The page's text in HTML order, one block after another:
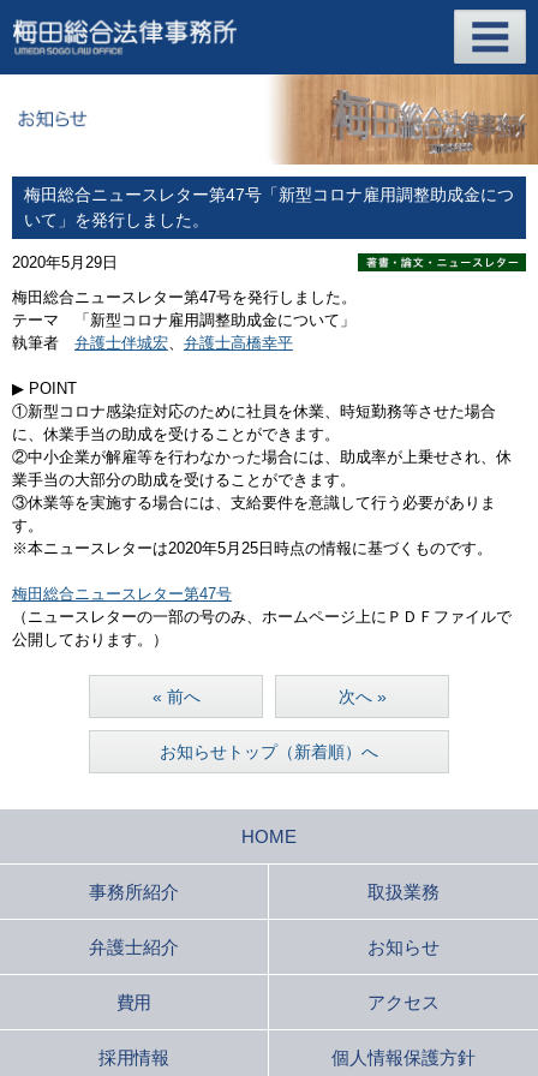
梅田総合ニュースレター第47号「新型コロナ雇用調整助成金につ
いて」を発行しました。
2020年5月29日
梅田総合ニュースレター第47号を発行しました。
テーマ 「新型コロナ雇用調整助成金について」
執筆者 弁護士伴城宏、 弁護士高橋幸平
▶ POINT
①新型コロナ感染症対応のために社員を休業、時短勤務等させた場合
に、休業手当の助成を受けることができます。
②中小企業が解雇等を行わなかった場合には、助成率が上乗せされ、休
業手当の大部分の助成を受けることができます。
③休業等を実施する場合には、支給要件を意識して行う必要がありま
す。
※本ニュースレターは2020年5月25日時点の情報に基づくものです。
梅田総合ニュースレター第47号
（ニュースレターの一部の号のみ、ホームページ上にＰＤＦファイルで
公開しております。）
« 前へ
お知らせトップ（新着順）へ
次へ »
HOME
事務所紹介 取扱業務
弁護士紹介 お知らせ
費用 アクセス
採用情報 個人情報保護方針